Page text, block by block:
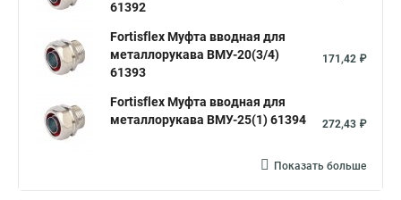
61392
Fortisflex Муфта вводная для
металлорукава ВМУ-20(3/4)
61393
171,42 ₽
Fortisflex Муфта вводная для
металлорукава ВМУ-25(1) 61394
272,43 ₽
Показать больше